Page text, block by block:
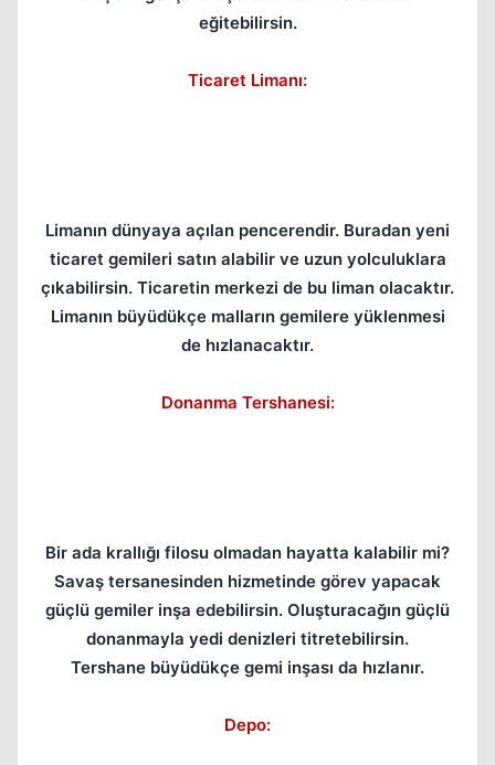
eğitebilirsin.
Ticaret Limanı:
Limanın dünyaya açılan pencerendir. Buradan yeni
ticaret gemileri satın alabilir ve uzun yolculuklara
çıkabilirsin. Ticaretin merkezi de bu liman olacaktır.
Limanın büyüdükçe malların gemilere yüklenmesi
de hızlanacaktır.
Donanma Tershanesi:
Bir ada krallığı filosu olmadan hayatta kalabilir mi?
Savaş tersanesinden hizmetinde görev yapacak
güçlü gemiler inşa edebilirsin. Oluşturacağın güçlü
donanmayla yedi denizleri titretebilirsin.
Tershane büyüdükçe gemi inşası da hızlanır.
Depo: